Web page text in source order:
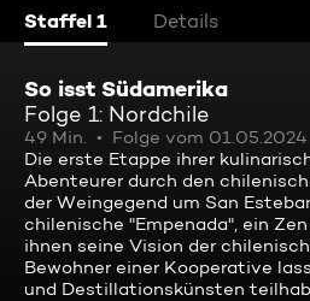
Staffel 1 Details
So isst Südamerika
Folge 1: Nordchile
49 Min. Folge vom 01.05.2024
Die erste Etappe ihrer
Abenteurer durch den
der Weingegend um San
chilenische "Empenada", ein
ihnen seine Vision der
Bewohner einer Kooperative
und Destillationskünsten